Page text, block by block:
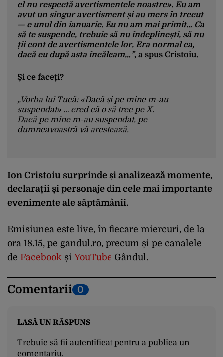
el nu respectă avertismentele noastre». Eu am
avut un singur avertisment și au mers în trecut
— e unul din ianuarie. Eu nu am mai primit… Ca
să te suspende, trebuie să nu îndeplinești, să nu
ții cont de avertismentele lor. Era normal ca,
dacă eu după asta încălcam…”, a spus Cristoiu.
Și ce faceți?
„Vorba lui Tucă: «Dacă și pe mine m-au
suspendat» … cred că o să trec pe X.
Dacă pe mine m-au suspendat, pe
dumneavoastră vă arestează.
uniți în jurul tovarășului Nicușor Dan, sau era
«Prin Ilie Bolojan și Nicușor, Franța a învins». Eu
nu făceam decât niște analize.
Am avut în 3 luni 7,4 milioane de like-uri și mă
și, probabil, TikTok România o fi zis: «Ne închid
ăștia dacă îl mai postăm pe Cristoiu».
postează… De regulă, nu am cum, eu fac analize.
Tocmai analizele astea deranjau, deranjau pe
tovarășul Bolojan”, a explicat el.
Ion Cristoiu surprinde și analizează momente,
declarații și personaje din cele mai importante
evenimente ale săptămânii.
Emisiunea este live, în fiecare miercuri, de la
ora 18.15, pe gandul.ro, precum și pe canalele
de Facebook și YouTube Gândul.
Comentarii 0
LASĂ UN RĂSPUNS
Trebuie să fii autentificatpentru a publica un
comentariu.